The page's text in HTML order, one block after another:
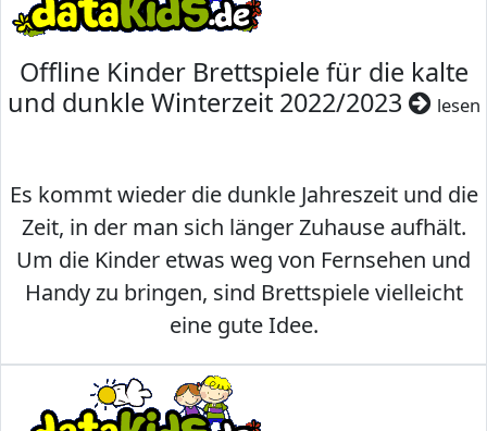
Offline Kinder Brettspiele für die kalte
und dunkle Winterzeit 2022/2023
lesen
Es kommt wieder die dunkle Jahreszeit und die
Zeit, in der man sich länger Zuhause aufhält.
Um die Kinder etwas weg von Fernsehen und
Handy zu bringen, sind Brettspiele vielleicht
eine gute Idee.